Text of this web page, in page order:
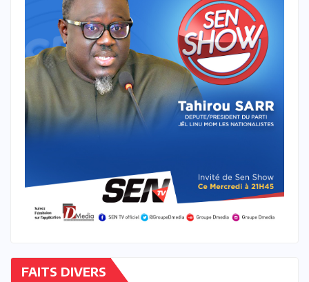
FAITS DIVERS